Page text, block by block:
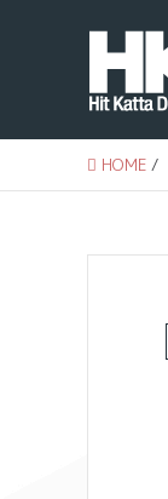
HOME /